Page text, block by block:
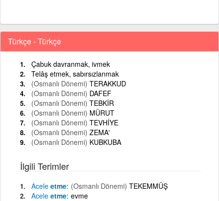
Türkçe - Türkçe
Çabuk davranmak, ivmek
Telâş etmek, sabırsızlanmak
(Osmanlı Dönemi) TERAKKUD
(Osmanlı Dönemi) DAFEF
(Osmanlı Dönemi) TEBKİR
(Osmanlı Dönemi) MÜRUT
(Osmanlı Dönemi) TEVHİYE
(Osmanlı Dönemi) ZEMA'
(Osmanlı Dönemi) KUBKUBA
İlgili Terimler
Acele etme (Osmanlı Dönemi) TEKEMMÜŞ
Acele etme evme